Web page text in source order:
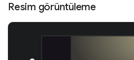
Resim görüntüleme